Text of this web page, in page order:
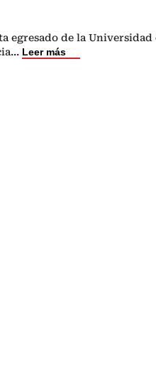
egresado de la Universidad
... Leer más